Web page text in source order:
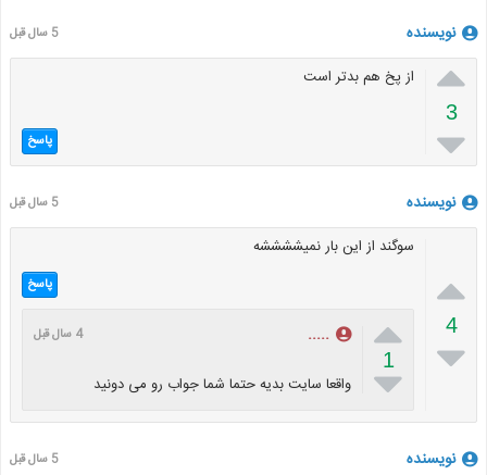
نویسنده 5 سال قبل

3

از پخ هم بدتر است
پاسخ
نویسنده 5 سال قبل

4

سوگند از این بار نمیششششه
پاسخ

1

..... 4 سال قبل
واقعا سایت بدیه حتما شما جواب رو می دونید
نویسنده 5 سال قبل